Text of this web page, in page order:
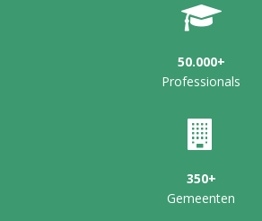
50.000+
Professionals
350+
Gemeenten